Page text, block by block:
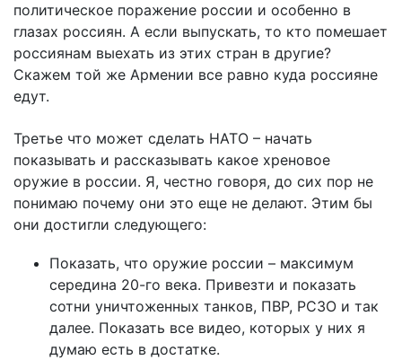
политическое поражение россии и особенно в
глазах россиян. А если выпускать, то кто помешает
россиянам выехать из этих стран в другие?
Скажем той же Армении все равно куда россияне
едут.
Третье что может сделать НАТО – начать
показывать и рассказывать какое хреновое
оружие в россии. Я, честно говоря, до сих пор не
понимаю почему они это еще не делают. Этим бы
они достигли следующего:
Показать, что оружие россии – максимум
середина 20-го века. Привезти и показать
сотни уничтоженных танков, ПВР, РСЗО и так
далее. Показать все видео, которых у них я
думаю есть в достатке.